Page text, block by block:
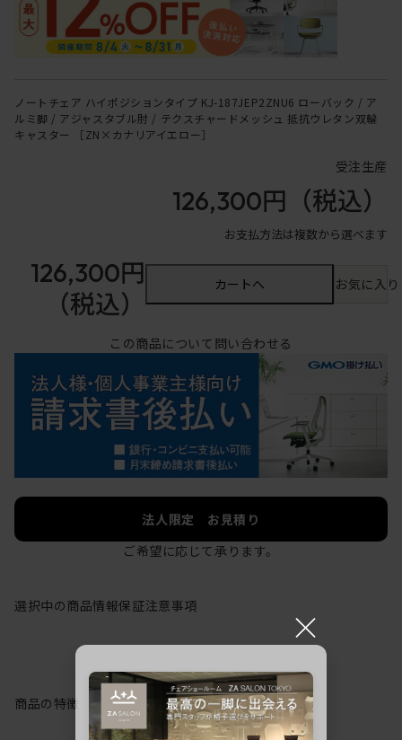
ノートチェア ハイポジションタイプ KJ-187JEP2ZNU6 ローバック / ア
ルミ脚 / アジャスタブル肘 / テクスチャードメッシュ 抵抗ウレタン双輪
キャスター ［ZN×カナリアイエロー］
受注生産
126,300円 （税込）
お支払方法は複数から選べます
126,300円
（税込）
カートへ お気に入
この商品について問い合わせる
法人限定 お見積り
ご希望に応じて承ります。
選択中の商品情報保証注意事項
商品の特徴
×